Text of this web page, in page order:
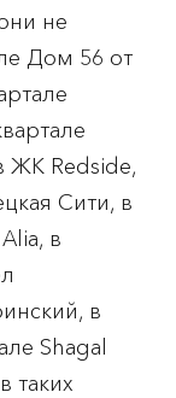
не
Дом 56 от
ЖК Redside,
Сити, в
в
в
Shagal
таких